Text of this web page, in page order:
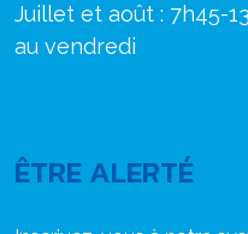
Juillet et août : 7h45-
au vendredi
ÊTRE ALERTÉ